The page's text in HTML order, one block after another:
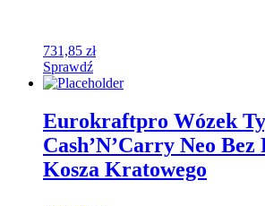
731,85 zł
Sprawdź
Eurokraftpro Wózek
Cash’N’Carry Neo
Kosza Kratowego